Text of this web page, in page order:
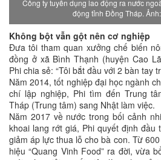
Công ty tuyển dụng lao động ra nước
động tỉnh Đồng Tháp.
Không bột vẫn gột nên cơ nghiệp
Đưa tôi tham quan xưởng chế biến
đồng ở xã Bình Thạnh (huyện Cao
Phi chia sẻ: “Tôi bắt đầu với 2 bàn tay
Năm 2014, tốt nghiệp đại học ngành
chí lập nghiệp, Phi tìm đến Trung
Tháp (Trung tâm) sang Nhật làm việc.
Năm 2017 về nước trong bối cảnh
khoai lang rớt giá, Phi quyết định
giảm áp lực thua lỗ cho bà con. Từ
hiệu “Quang Vinh Food” ra đời, vừa